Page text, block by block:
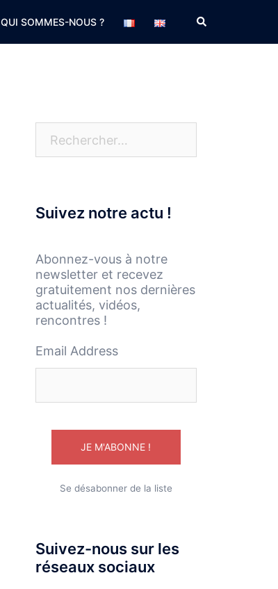
QUI SOMMES-NOUS ? Rechercher
Suivez notre actu !
Abonnez-vous à notre
newsletter et recevez
gratuitement nos dernières
actualités, vidéos,
rencontres !
Email Address
Se désabonner de la liste
Suivez-nous sur les
réseaux sociaux